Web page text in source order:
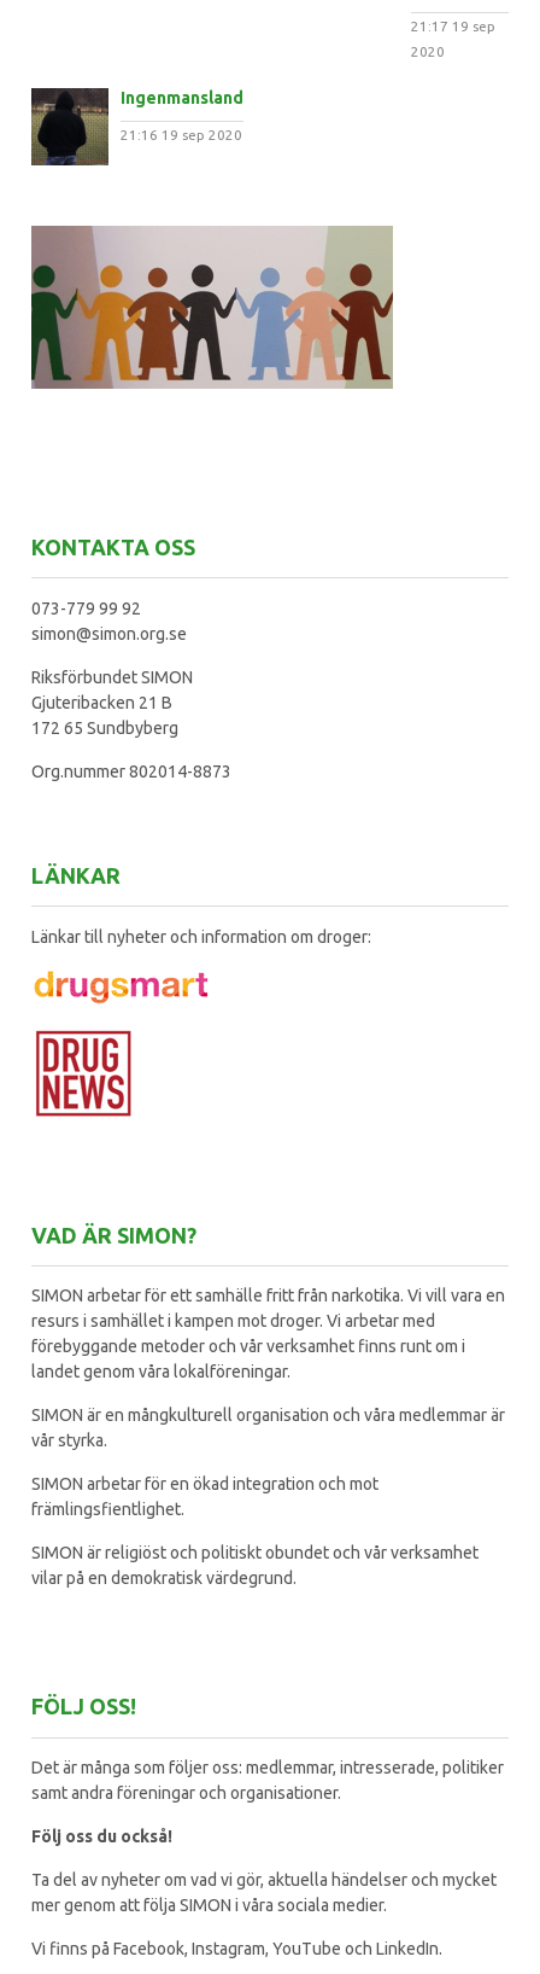
21:17 19 sep
2020
Ingenmansland
21:16 19 sep 2020
KONTAKTA OSS
073-779 99 92
simon@simon.org.se
Riksförbundet SIMON
Gjuteribacken 21 B
172 65 Sundbyberg
Org.nummer 802014-8873
LÄNKAR
Länkar till nyheter och information om droger:
VAD ÄR SIMON?
SIMON arbetar för ett samhälle fritt från narkotika. Vi vill vara en
resurs i samhället i kampen mot droger. Vi arbetar med
förebyggande metoder och vår verksamhet finns runt om i
landet genom våra lokalföreningar.
SIMON är en mångkulturell organisation och våra medlemmar är
vår styrka.
SIMON arbetar för en ökad integration och mot
främlingsfientlighet.
SIMON är religiöst och politiskt obundet och vår verksamhet
vilar på en demokratisk värdegrund.
FÖLJ OSS!
Det är många som följer oss: medlemmar, intresserade, politiker
samt andra föreningar och organisationer.
Följ oss du också!
Ta del av nyheter om vad vi gör, aktuella händelser och mycket
mer genom att följa SIMON i våra sociala medier.
Vi finns på Facebook, Instagram, YouTube och LinkedIn.